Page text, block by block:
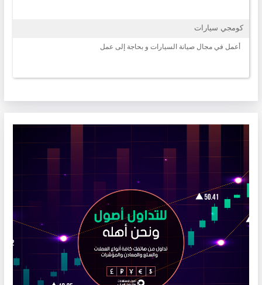
كومجي سيارات
أعمل في مجال صيانة السيارات و بحاجة إلى عمل